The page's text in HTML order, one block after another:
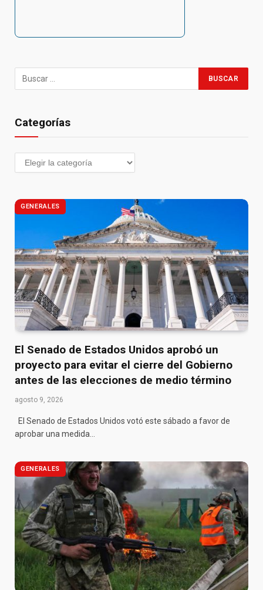
Categorías
GENERALES
El Senado de Estados Unidos aprobó un
proyecto para evitar el cierre del Gobierno
antes de las elecciones de medio término
agosto 9, 2026
El Senado de Estados Unidos votó este sábado a favor de
aprobar una medida…
GENERALES